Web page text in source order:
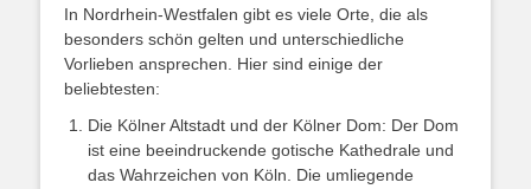
In Nordrhein-Westfalen gibt es viele Orte, die als
besonders schön gelten und unterschiedliche
Vorlieben ansprechen. Hier sind einige der
beliebtesten:
Die Kölner Altstadt und der Kölner Dom: Der Dom
ist eine beeindruckende gotische Kathedrale und
das Wahrzeichen von Köln. Die umliegende